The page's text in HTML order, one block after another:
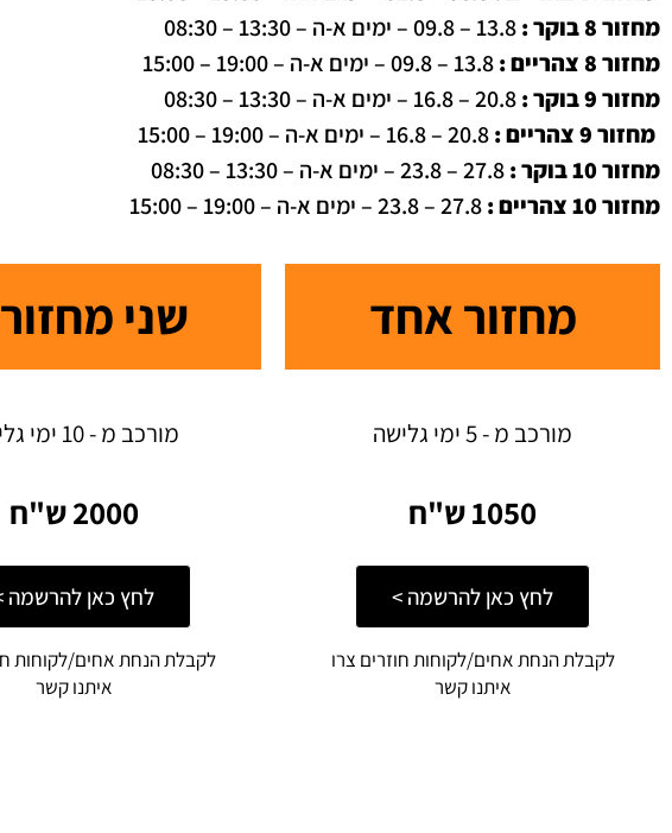
מחזור 8 בוקר :
מחזור 8 צהריים :
מחזור 9 בוקר :
מחזור 9 צהריים :
מחזור 10 בוקר :
מחזור 10 צהריים :
מחזור אחד
מורכב מ - 5 ימי גלישה
1050 ש"ח
לחץ כאן להרשמה >
לקבלת הנחת אחים/לקוחות חוזרים צרו
איתנו קשר
שני
מורכב מ - 10 ימי גלישה
2000 ש"ח
לחץ כאן להרשמה
לקבלת הנחת אחים/לקוחות
איתנו קשר